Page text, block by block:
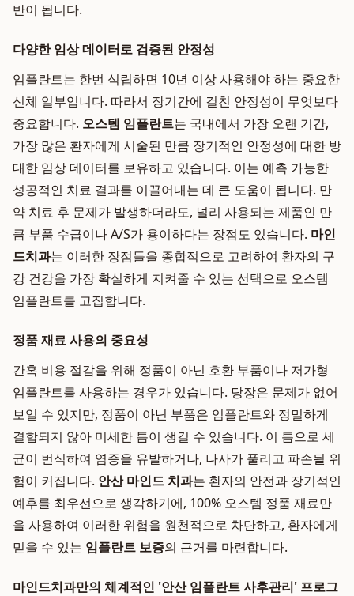
반이 됩니다.
다양한 임상 데이터로 검증된 안정성
임플란트는 한번 식립하면 10년 이상 사용해야 하는 중요한
신체 일부입니다. 따라서 장기간에 걸친 안정성이 무엇보다
중요합니다. 오스템 임플란트는 국내에서 가장 오랜 기간,
가장 많은 환자에게 시술된 만큼 장기적인 안정성에 대한 방
대한 임상 데이터를 보유하고 있습니다. 이는 예측 가능한
성공적인 치료 결과를 이끌어내는 데 큰 도움이 됩니다. 만
약 치료 후 문제가 발생하더라도, 널리 사용되는 제품인 만
큼 부품 수급이나 A/S가 용이하다는 장점도 있습니다. 마인
드치과는 이러한 장점들을 종합적으로 고려하여 환자의 구
강 건강을 가장 확실하게 지켜줄 수 있는 선택으로 오스템
임플란트를 고집합니다.
정품 재료 사용의 중요성
간혹 비용 절감을 위해 정품이 아닌 호환 부품이나 저가형
임플란트를 사용하는 경우가 있습니다. 당장은 문제가 없어
보일 수 있지만, 정품이 아닌 부품은 임플란트와 정밀하게
결합되지 않아 미세한 틈이 생길 수 있습니다. 이 틈으로 세
균이 번식하여 염증을 유발하거나, 나사가 풀리고 파손될 위
험이 커집니다. 안산 마인드 치과는 환자의 안전과 장기적인
예후를 최우선으로 생각하기에, 100% 오스템 정품 재료만
을 사용하여 이러한 위험을 원천적으로 차단하고, 환자에게
믿을 수 있는 임플란트 보증의 근거를 마련합니다.
마인드치과만의 체계적인 '안산 임플란트 사후관리' 프로그